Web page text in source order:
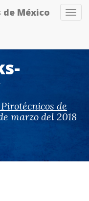
México
de
marzo del 2018